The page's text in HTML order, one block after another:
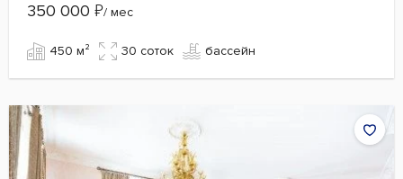
350 000 ₽/ мес
450 м² 30 cоток бассейн